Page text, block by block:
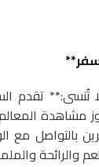
تقدم
مشاهدة
بالتواصل مع
والرائحة